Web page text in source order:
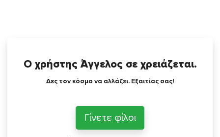
Ο χρήστης Άγγελος σε χρειάζεται.
Δες τον κόσμο να αλλάζει. Εξαιτίας σας!
Γίνετε φίλοι